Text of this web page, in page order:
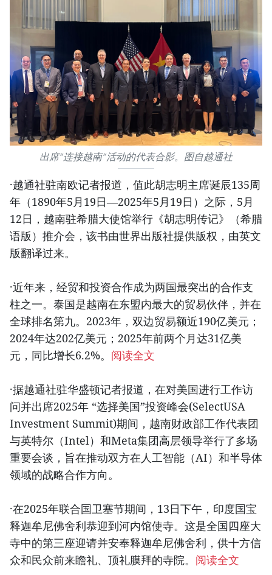
出席“连接越南”活动的代表合影。图自越通社
·越通社驻南欧记者报道，值此胡志明主席诞辰135周
年（1890年5月19日—2025年5月19日）之际，5月
12日，越南驻希腊大使馆举行《胡志明传记》（希腊
语版）推介会，该书由世界出版社提供版权，由英文
版翻译过来。
·近年来，经贸和投资合作成为两国最突出的合作支
柱之一。泰国是越南在东盟内最大的贸易伙伴，并在
全球排名第九。2023年，双边贸易额近190亿美元；
2024年达202亿美元；2025年前两个月达31亿美
元，同比增长6.2%。 阅读全文
·据越通社驻华盛顿记者报道，在对美国进行工作访
问并出席2025年 “选择美国”投资峰会(SelectUSA
Investment Summit)期间，越南财政部工作代表团
与英特尔（Intel）和Meta集团高层领导举行了多场
重要会谈，旨在推动双方在人工智能（AI）和半导体
领域的战略合作方向。
·在2025年联合国卫塞节期间，13日下午，印度国宝
释迦牟尼佛舍利恭迎到河内馆使寺。这是全国四座大
寺中的第三座迎请并安奉释迦牟尼佛舍利，供十方信
众和民众前来瞻礼、顶礼膜拜的寺院。 阅读全文